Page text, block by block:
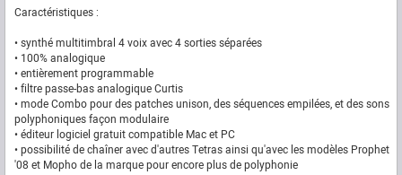
Caractéristiques :
• synthé multitimbral 4 voix avec 4 sorties séparées
• 100% analogique
• entièrement programmable
• filtre passe-bas analogique Curtis
• mode Combo pour des patches unison, des séquences empilées, et des sons
polyphoniques façon modulaire
• éditeur logiciel gratuit compatible Mac et PC
• possibilité de chaîner avec d'autres Tetras ainsi qu'avec les modèles Prophet
'08 et Mopho de la marque pour encore plus de polyphonie